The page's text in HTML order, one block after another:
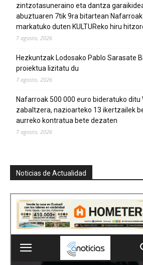
zintzotasuneraino eta dantza
abuztuaren 7tik 9ra bitartean
markatuko duten KULTUReko hiru
7 agosto, 2026
Hezkuntzak Lodosako Pablo Sarasate
proiektua lizitatu du
7 agosto, 2026
Nafarroak 500 000 euro bideratuko ditu
zabaltzera, nazioarteko 13 ikertzailek
aurreko kontratua bete dezaten
7 agosto, 2026
Noticias de Actualidad